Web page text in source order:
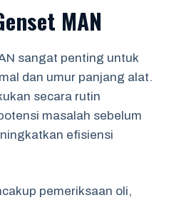
MAN
sangat penting untuk
dan umur panjang alat.
secara rutin
masalah sebelum
efisiensi
pemeriksaan oli,